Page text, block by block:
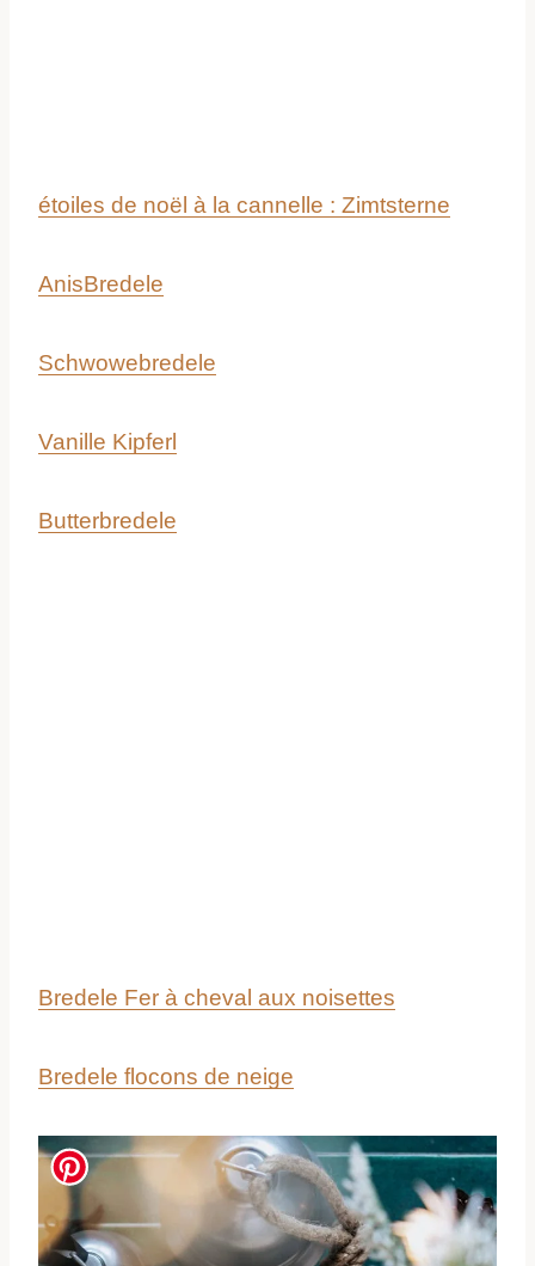
étoiles de noël à la cannelle : Zimtsterne
AnisBredele
Schwowebredele
Vanille Kipferl
Butterbredele
Bredele Fer à cheval aux noisettes
Bredele flocons de neige